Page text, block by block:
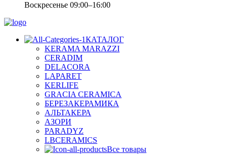
Воскресенье 09:00–16:00
КАТАЛОГ
KERAMA MARAZZI
CERADIM
DELACORA
LAPARET
KERLIFE
GRACIA CERAMICA
БЕРЕЗАКЕРАМИКА
АЛЬТАКЕРА
АЗОРИ
PARADYZ
LBCERAMICS
Все товары